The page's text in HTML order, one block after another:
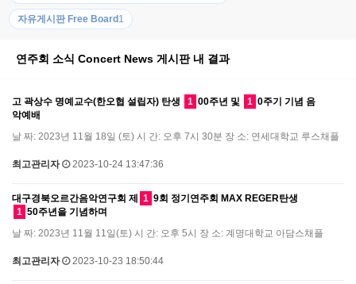
자유게시판 Free Board1
연주회 소식 Concert News 게시판 내 결과
고 곽상수 명예교수(한오협 설립자) 탄생 1 00주년 및 1 0주기 기념 음
악예배
날 짜: 2023년 11월 18일 (토) 시 간: 오후 7시 30분 장 소: 연세대학교 루스채플
최고관리자 2023-10-24 13:47:36
대구경북오르간음악연구회 제 1 9회 정기연주회 MAX REGER탄생
1 50주년을 기념하며
날 짜: 2023년 11월 11일(토) 시 간: 오후 5시 장 소: 계명대학교 아담스채플
최고관리자 2023-10-23 18:50:44